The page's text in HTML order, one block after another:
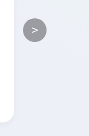
いただけ
>